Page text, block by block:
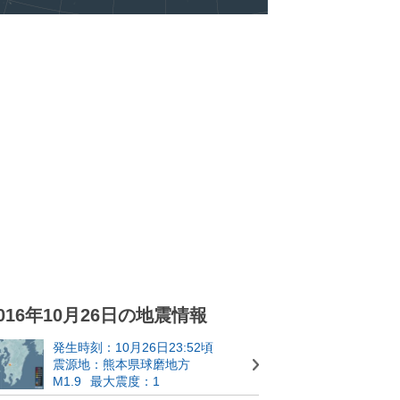
年10月26日の地震情報
発生時刻：10月26日23:52頃
震源地：熊本県球磨地方
M1.9
最大震度：1